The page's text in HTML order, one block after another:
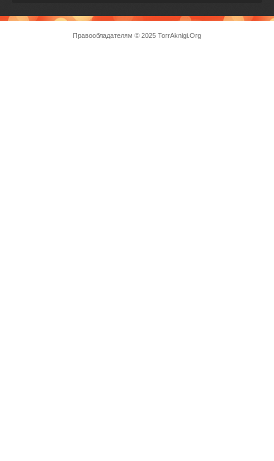
Правообладателям © 2025 TorrAknigi.Org